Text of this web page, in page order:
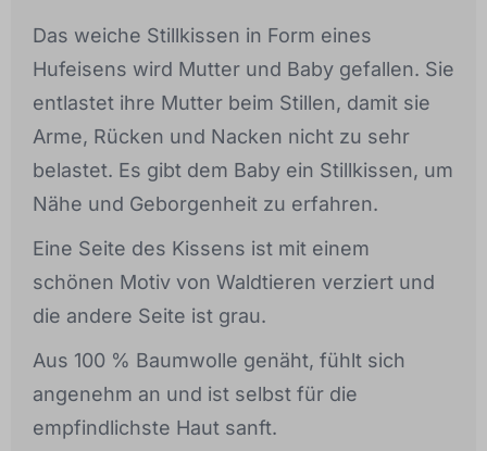
Das weiche Stillkissen in Form eines
Hufeisens wird Mutter und Baby gefallen. Sie
entlastet ihre Mutter beim Stillen, damit sie
Arme, Rücken und Nacken nicht zu sehr
belastet. Es gibt dem Baby ein Stillkissen, um
Nähe und Geborgenheit zu erfahren.
Eine Seite des Kissens ist mit einem
schönen Motiv von Waldtieren verziert und
die andere Seite ist grau.
Aus 100 % Baumwolle genäht, fühlt sich
angenehm an und ist selbst für die
empfindlichste Haut sanft.